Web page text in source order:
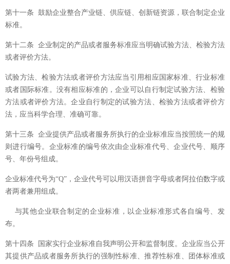
第十一条 鼓励企业整合产业链、供应链、创新链资源，联合制定企业
标准。
第十二条 企业制定的产品或者服务标准应当明确试验方法、检验方法
或者评价方法。
试验方法、检验方法或者评价方法应当引用相应国家标准、行业标准
或者国际标准。没有相应标准的，企业可以自行制定试验方法、检验
方法或者评价方法。企业自行制定的试验方法、检验方法或者评价方
法，应当科学合理、准确可靠。
第十三条 企业提供产品或者服务所执行的企业标准应当按照统一的规
则进行编号。企业标准的编号依次由企业标准代号、企业代号、顺序
号、年份号组成。
企业标准代号为“Q”，企业代号可以用汉语拼音字母或者阿拉伯数字或
者两者兼用组成。
与其他企业联合制定的企业标准，以企业标准形式各自编号、发
布。
第十四条 国家实行企业标准自我声明公开和监督制度。企业应当公开
其提供产品或者服务所执行的强制性标准、推荐性标准、团体标准或